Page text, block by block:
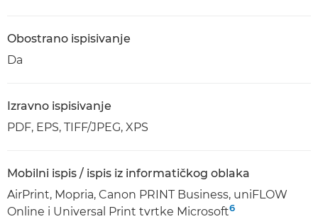
Obostrano ispisivanje
Da
Izravno ispisivanje
PDF, EPS, TIFF/JPEG, XPS
Mobilni ispis / ispis iz informatičkog oblaka
AirPrint, Mopria, Canon PRINT Business, uniFLOW
Online i Universal Print tvrtke Microsoft6